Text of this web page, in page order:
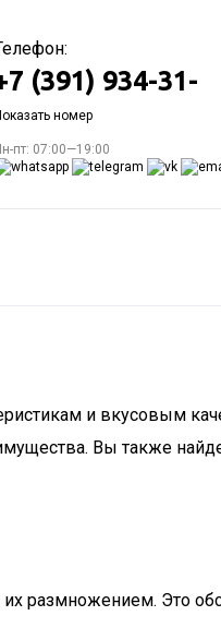
(391) 934-31-
номер
пт: 07:00—19:00
и вкусовым
Вы также
размножением. Это